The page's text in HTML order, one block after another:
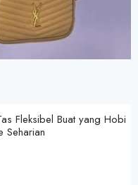
Fleksibel Buat yang Hobi
Seharian